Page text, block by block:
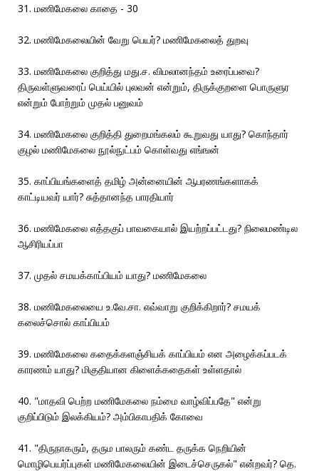
31. மணிமேகலை காதை - 30
32. மணிமேகலையின் வேறு பெயர்? மணிமேகலைத் துறவு
33. மணிமேகலை குறித்து மது.ச. விமலானந்தம் உரைப்பவை?
திருவள்ளுவரைப் பெய்யில் புலவன் என்றும், திருக்குறளை பொருளுர
என்றும் போற்றும் முதல் பனுவம்
34. மணிமேகலை குறித்தி துறைமங்கலம் கூறுவது யாது? கொந்தார்
குழல் மணிமேகலை நூல்நுட்பம் கொள்வது எங்ஙன்
35. காப்பியங்களைத் தமிழ் அன்னையின் ஆபரணங்களாகக்
காட்டியவர் யார்? சுத்தானந்த பாரதியார்
36. மணிமேகலை எத்தகுப் பாவகையால் இயற்றப்பட்டது? நிலைமண்டில
ஆசிரியப்பா
37. முதல் சமயக்காப்பியம் யாது? மணிமேகலை
38. மணிமேகலையை உ.வே.சா. எவ்வாறு குறிக்கிறார்? சமயக்
கலைச்சொல் காப்பியம்
39. மணிமேகலை கதைக்களஞ்சியக் காப்பியம் என அழைக்கப்படக்
காரணம் யாது? மிகுதியான கிளைக்கதைகள் உள்ளதால்
40. "மாதவி பெற்ற மணிமேகலை நம்மை வாழ்விப்பதே" என்று
குறிப்பிடும் இலக்கியம்? அம்பிகாபதிக் கோவை
41. "திருநாகரும், தரும பாலரும் கண்ட தருக்க நெறியின்
மொழிபெயர்ப்புகள் மணிமேகலையின் இடைச்செருகல்" என்றவர்? தெ.